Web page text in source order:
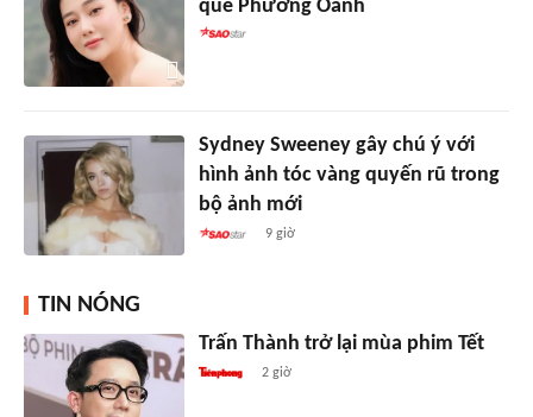
quê Phương Oanh
Sydney Sweeney gây chú ý với
hình ảnh tóc vàng quyến rũ trong
bộ ảnh mới
9 giờ
TIN NÓNG
Trấn Thành trở lại mùa phim Tết
2 giờ